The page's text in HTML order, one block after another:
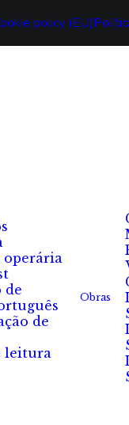
policy (EU)
operária
de
de
leitura
Obras